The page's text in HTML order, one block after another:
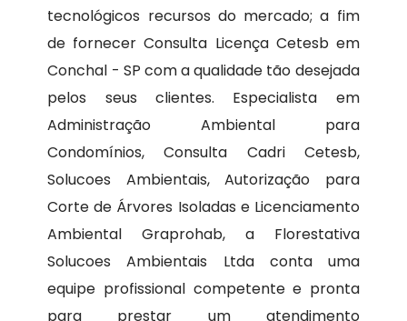
tecnológicos recursos do mercado; a fim
de fornecer Consulta Licença Cetesb em
Conchal - SP com a qualidade tão desejada
pelos seus clientes. Especialista em
Administração Ambiental para
Condomínios, Consulta Cadri Cetesb,
Solucoes Ambientais, Autorização para
Corte de Árvores Isoladas e Licenciamento
Ambiental Graprohab, a Florestativa
Solucoes Ambientais Ltda conta uma
equipe profissional competente e pronta
para prestar um atendimento